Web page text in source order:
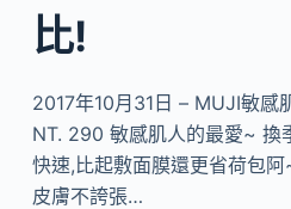
比!
2017年10月31日 – MUJI敏
NT. 290 敏感肌人的最愛~ 換
快速,比起敷面膜還更省荷包
皮膚不誇張…